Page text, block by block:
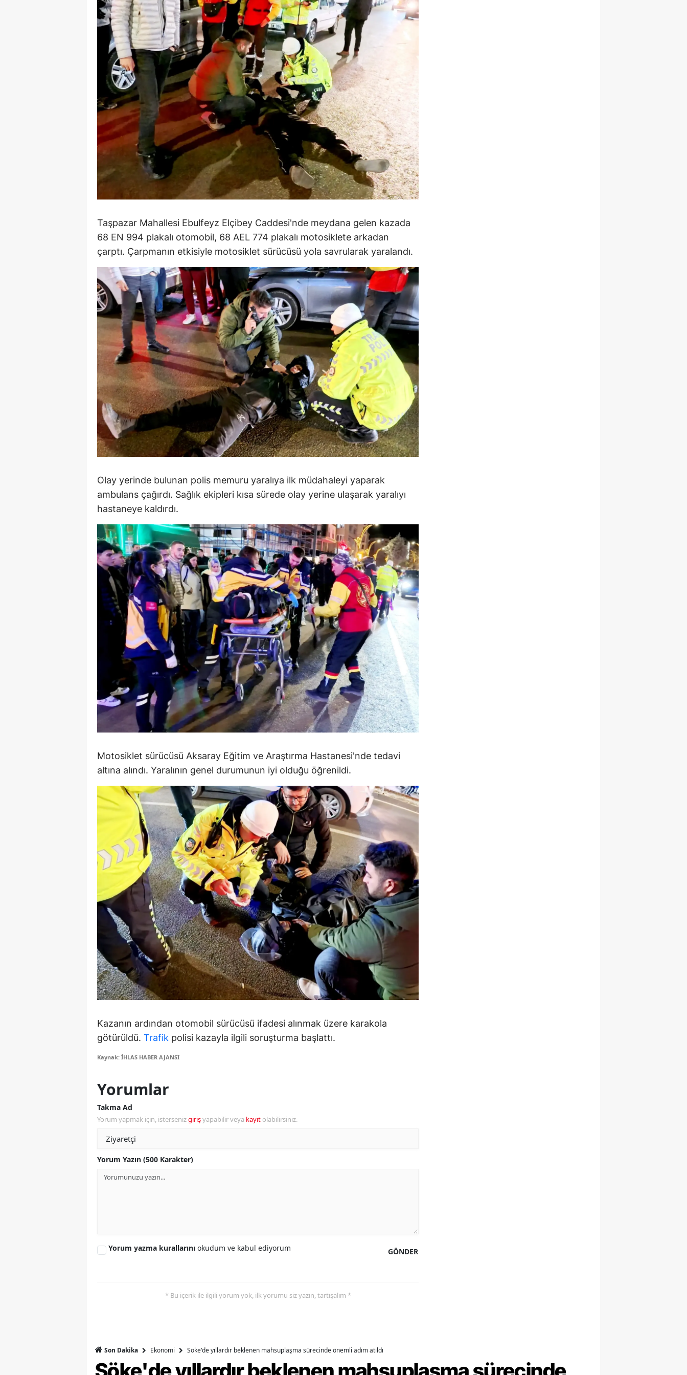
Edirne
Elazığ
Erzincan
Erzurum
Eskişehir
Gaziantep
Giresun
Gümüşhane
Hatay
Isparta
Mersin
İzmir
Kars
Kastamonu
Kayseri
Kırklareli
Kırşehir
Kocaeli
Konya
Kütahya
Manisa
Mardin
Muğla
Muş
Nevşehir
Niğde
Ordu
Rize
Sakarya
Samsun
Siirt
Sivas
Tekirdağ
Tokat
Trabzon
Tunceli
Şanlıurfa
Uşak
Van
Yozgat
Zonguldak
Aksaray
Bayburt
Karaman
Kırıkkale
Ardahan
Düzce
Taşpazar Mahallesi Ebulfeyz Elçibey Caddesi'nde meydana gelen kazada
68 EN 994 plakalı otomobil, 68 AEL 774 plakalı motosiklete arkadan
çarptı. Çarpmanın etkisiyle motosiklet sürücüsü yola savrularak yaralandı.
Olay yerinde bulunan polis memuru yaralıya ilk müdahaleyi yaparak
ambulans çağırdı. Sağlık ekipleri kısa sürede olay yerine ulaşarak yaralıyı
hastaneye kaldırdı.
Motosiklet sürücüsü Aksaray Eğitim ve Araştırma Hastanesi'nde tedavi
altına alındı. Yaralının genel durumunun iyi olduğu öğrenildi.
Kazanın ardından otomobil sürücüsü ifadesi alınmak üzere karakola
götürüldü. Trafik polisi kazayla ilgili soruşturma başlattı.
Kaynak: İHLAS HABER AJANSI
Yorumlar
Takma Ad
Yorum yapmak için, istersenizgirişyapabilir veya kayıt olabilirsiniz.
Yorum Yazın (500 Karakter)
GÖNDER
Yorum yazma kurallarını okudum ve kabul ediyorum
* Bu içerik ile ilgili yorum yok, ilk yorumu siz yazın, tartışalım *
Son Dakika Ekonomi Söke'de yıllardır beklenen mahsuplaşma sürecinde önemli adım atıldı